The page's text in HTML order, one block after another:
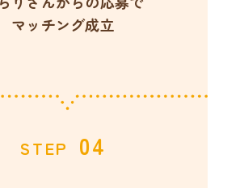
マッチング成立
STEP 04